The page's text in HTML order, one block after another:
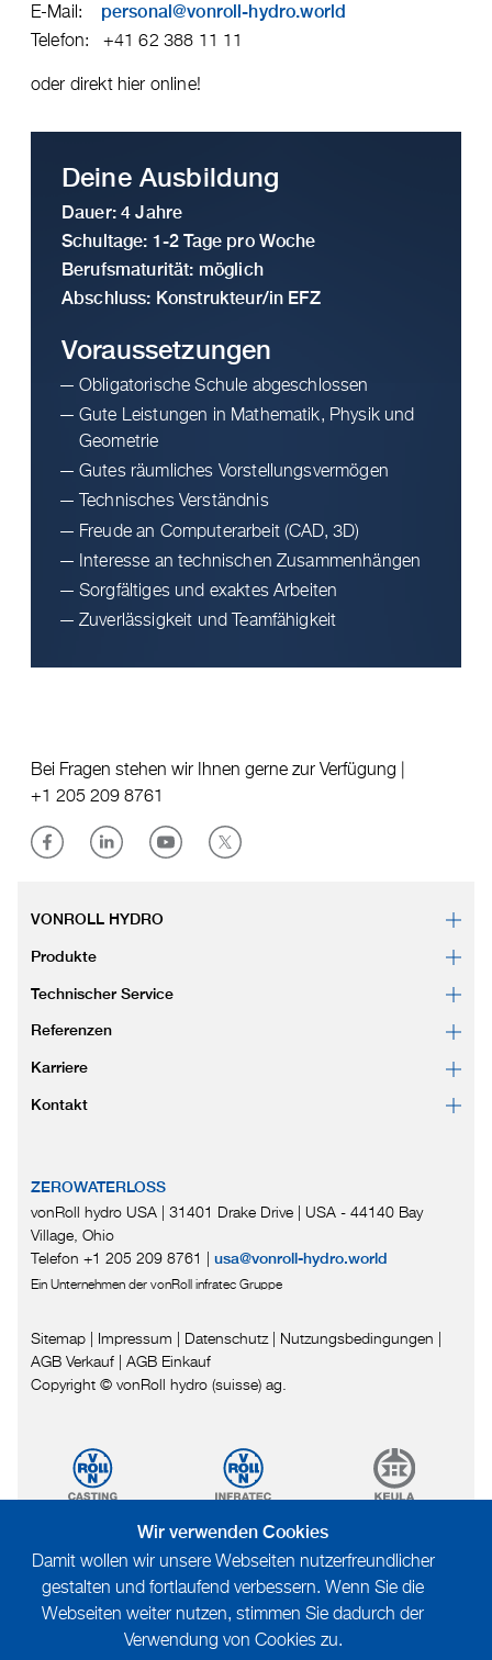
E-Mail: personal@vonroll-hydro.world
Telefon: +41 62 388 11 11
oder direkt hier online!
Deine Ausbildung
Dauer: 4 Jahre
Schultage: 1-2 Tage pro Woche
Berufsmaturität: möglich
Abschluss: Konstrukteur/in EFZ
Voraus­setzungen
Obligatorische Schule abgeschlossen
Gute Leistungen in Mathematik, Physik und
Geometrie
Gutes räumliches Vorstellungsvermögen
Technisches Verständnis
Freude an Computerarbeit (CAD, 3D)
Interesse an technischen Zusammenhängen
Sorgfältiges und exaktes Arbeiten
Zuverlässigkeit und Teamfähigkeit
Bei Fragen stehen wir Ihnen gerne zur Verfügung |
+1 205 209 8761
VONROLL HYDRO
Produkte
Technischer Service
Referenzen
Karriere
Kontakt
ZEROWATERLOSS
vonRoll hydro USA | 31401 Drake Drive | USA - 44140 Bay
Village, Ohio
Telefon +1 205 209 8761 | usa@vonroll-hydro.world
Ein Unternehmen der vonRoll infratec Gruppe
Sitemap | Impressum | Datenschutz | Nutzungsbedingungen |
AGB Verkauf | AGB Einkauf
Copyright © vonRoll hydro (suisse) ag.
Wir verwenden Cookies
Damit wollen wir unsere Webseiten nutzerfreundlicher
gestalten und fortlaufend verbessern. Wenn Sie die
Webseiten weiter nutzen, stimmen Sie dadurch der
Verwendung von Cookies zu.